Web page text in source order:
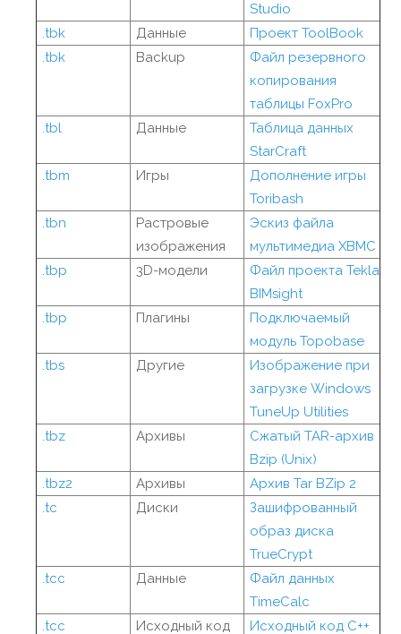
Studio
.tbk
Данные
Проект ToolBook
.tbk
Backup
Файл резервного
копирования
таблицы FoxPro
.tbl
Данные
Таблица данных
StarCraft
.tbm
Игры
Дополнение игры
Toribash
.tbn
Растровые
изображения
Эскиз файла
мультимедиа XBMC
.tbp
3D-модели
Файл проекта Tekla
BIMsight
.tbp
Плагины
Подключаемый
модуль Topobase
.tbs
Другие
Изображение при
загрузке Windows
TuneUp Utilities
.tbz
Архивы
Сжатый TAR-архив
Bzip (Unix)
.tbz2
Архивы
Архив Tar BZip 2
.tc
Диски
Зашифрованный
образ диска
TrueCrypt
.tcc
Данные
Файл данных
TimeCalc
.tcc
Исходный код
Исходный код C++